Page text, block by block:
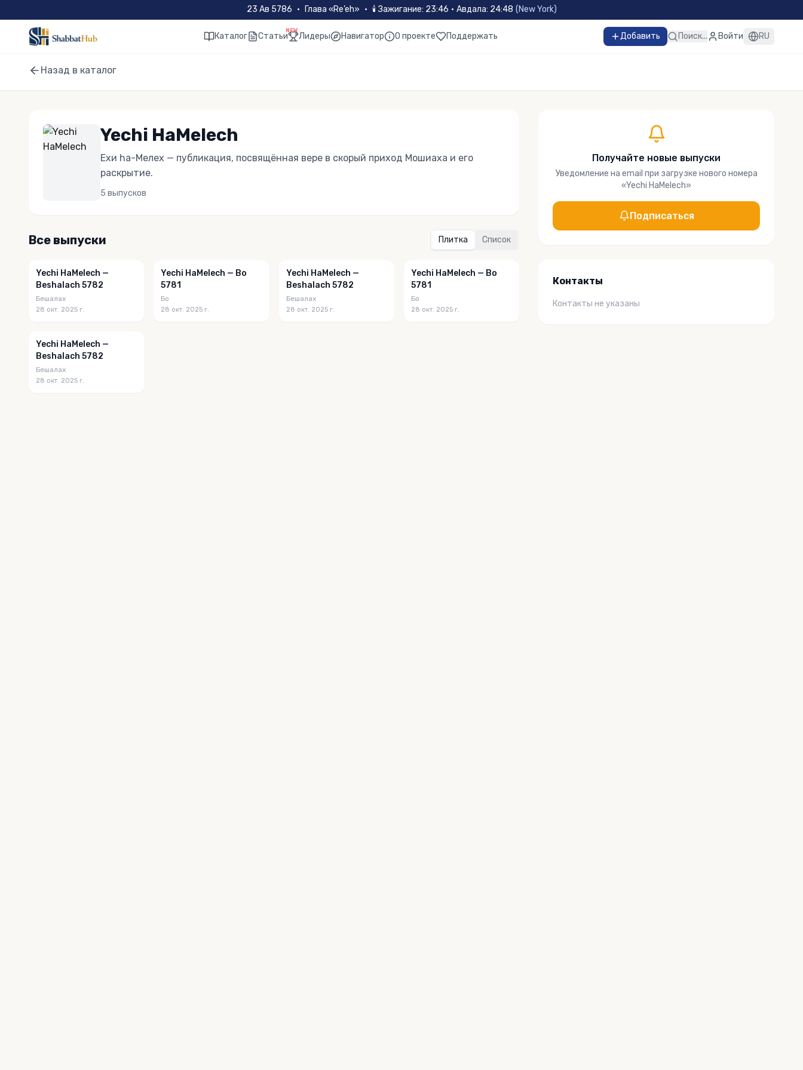
23 Ав 5786 • Глава «Re’eh» • 🕯Зажигание: 23:46 · Авдала: 24:48 (New York)
Каталог Статьи
NEW
Лидеры Навигатор О проекте Поддержать Добавить Поиск... Войти RU
Назад в каталог
Yechi HaMelech
Ехи hа-Мелех — публикация, посвящённая вере в скорый приход Мошиаха и его
раскрытие.
5 выпусков
Все выпуски Плитка Список
Yechi HaMelech —
Beshalach 5782
Бешалах
28 окт. 2025 г.
Yechi HaMelech — Bo
5781
Бо
28 окт. 2025 г.
Yechi HaMelech —
Beshalach 5782
Бешалах
28 окт. 2025 г.
Yechi HaMelech — Bo
5781
Бо
28 окт. 2025 г.
Yechi HaMelech —
Beshalach 5782
Бешалах
28 окт. 2025 г.
Получайте новые выпуски
Уведомление на email при загрузке нового номера
«Yechi HaMelech»
Подписаться
Контакты
Контакты не указаны